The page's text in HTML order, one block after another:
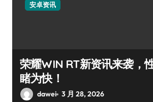
安卓资讯
荣耀WIN RT新资讯来袭，
睹为快！
dawei 3 月 28, 2026